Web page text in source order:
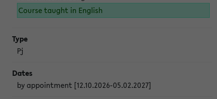
Course taught in English
Pj
by appointment [12.10.2026-05.02.2027]